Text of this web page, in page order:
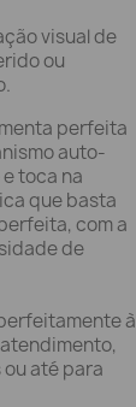
visual de
ou
perfeita
auto-
toca na
que basta
com a
de
à
até para